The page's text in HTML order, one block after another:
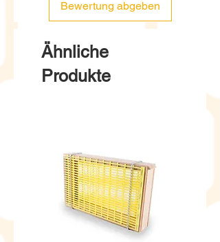
Bewertung abgeben
Ähnliche
Produkte